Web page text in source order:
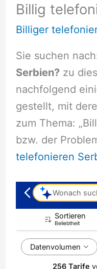
Billig
Billiger
Sie suchen
Serbien?zu
nachfolgend
gestellt, mit
zum Thema:
bzw. der
telefonieren